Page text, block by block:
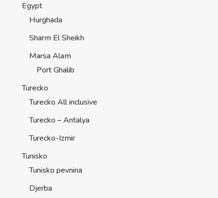
Egypt
Hurghada
Sharm El Sheikh
Marsa Alam
Port Ghalib
Turecko
Turecko All inclusive
Turecko – Antalya
Turecko-Izmir
Tunisko
Tunisko pevnina
Djerba